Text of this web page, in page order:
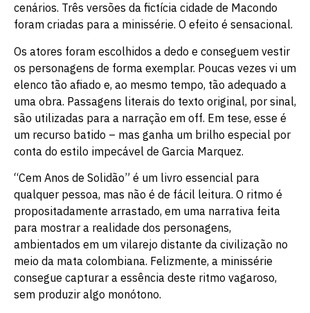
cenários. Três versões da fictícia cidade de Macondo
foram criadas para a minissérie. O efeito é sensacional.
Os atores foram escolhidos a dedo e conseguem vestir
os personagens de forma exemplar. Poucas vezes vi um
elenco tão afiado e, ao mesmo tempo, tão adequado a
uma obra. Passagens literais do texto original, por sinal,
são utilizadas para a narração em off. Em tese, esse é
um recurso batido – mas ganha um brilho especial por
conta do estilo impecável de Garcia Marquez.
“Cem Anos de Solidão” é um livro essencial para
qualquer pessoa, mas não é de fácil leitura. O ritmo é
propositadamente arrastado, em uma narrativa feita
para mostrar a realidade dos personagens,
ambientados em um vilarejo distante da civilização no
meio da mata colombiana. Felizmente, a minissérie
consegue capturar a essência deste ritmo vagaroso,
sem produzir algo monótono.